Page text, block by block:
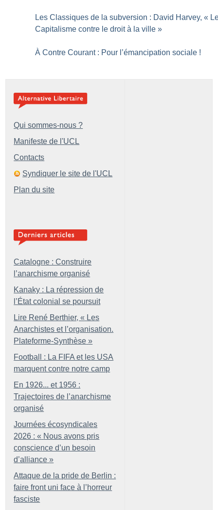
Les Classiques de la subversion : David Harvey, «
Capitalisme contre le droit à la ville »
À Contre Courant : Pour l’émancipation sociale !
Qui sommes-nous ?
Manifeste de l'UCL
Contacts
Syndiquer le site de l'UCL
Plan du site
Catalogne : Construire
l’anarchisme organisé
Kanaky : La répression de
l’État colonial se poursuit
Lire René Berthier, « Les
Anarchistes et l’organisation.
Plateforme-Synthèse »
Football : La FIFA et les USA
marquent contre notre camp
En 1926... et 1956 :
Trajectoires de l’anarchisme
organisé
Journées écosyndicales
2026 : « Nous avons pris
conscience d’un besoin
d’alliance »
Attaque de la pride de Berlin :
faire front uni face à l’horreur
fasciste